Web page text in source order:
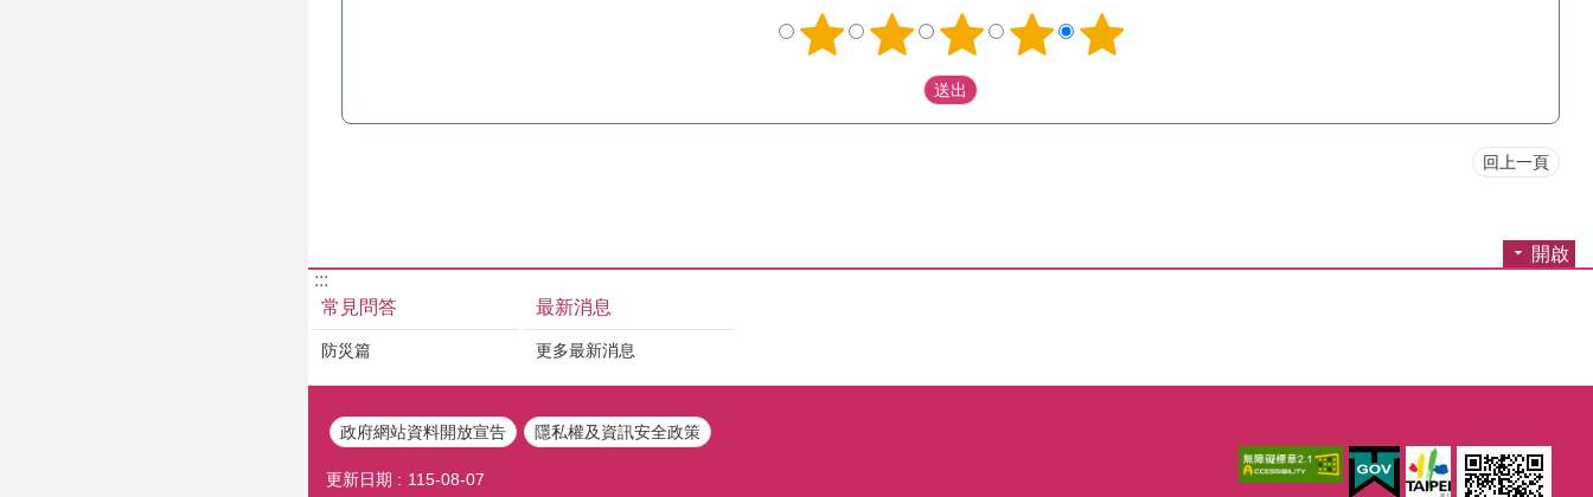
回上一頁
開啟
:::
常見問答
防災篇
最新消息
更多最新消息
政府網站資料開放宣告 隱私權及資訊安全政策
更新日期 115-08-07